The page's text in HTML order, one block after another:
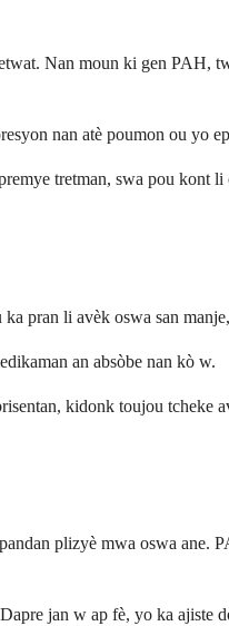
Nan moun ki gen PAH,
nan atè poumon ou yo
tretman, swa pou kont
pran li avèk oswa san
an absòbe nan kò w.
kidonk toujou tcheke
plizyè mwa oswa
jan w ap fè, yo ka ajiste